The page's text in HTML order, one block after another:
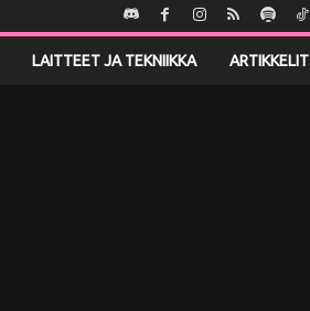
LAITTEET JA TEKNIIKKA ARTIKKELIT